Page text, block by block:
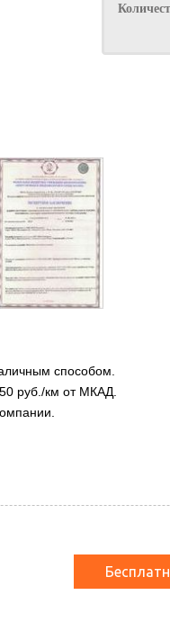
способом.
руб./км от МКАД.